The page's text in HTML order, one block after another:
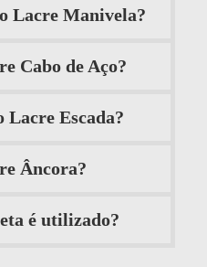
Lacre Manivela?
Cabo de Aço?
Lacre Escada?
Âncora?
é utilizado?